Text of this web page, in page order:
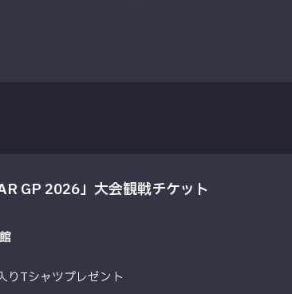
GP 2026」大会観戦チケット
りTシャツプレゼント